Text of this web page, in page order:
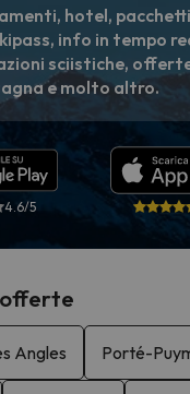
hotel, pacchetti
info in tempo
sciistiche,
e molto altro.
4.6/5
Angles Porté-